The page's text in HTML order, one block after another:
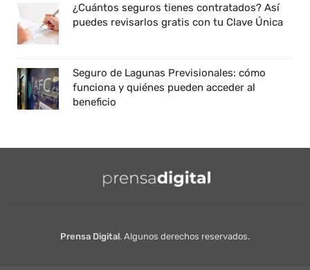
¿Cuántos seguros tienes contratados? Así
puedes revisarlos gratis con tu Clave Única
Seguro de Lagunas Previsionales: cómo
funciona y quiénes pueden acceder al
beneficio
Prensa Digital. Algunos derechos reservados.